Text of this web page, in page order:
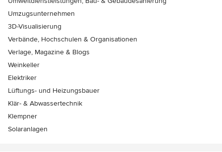
Umzugsunternehmen
3D-Visualisierung
Verbände, Hochschulen & Organisationen
Verlage, Magazine & Blogs
Weinkeller
Elektriker
Lüftungs- und Heizungsbauer
Klär- & Abwassertechnik
Klempner
Solaranlagen